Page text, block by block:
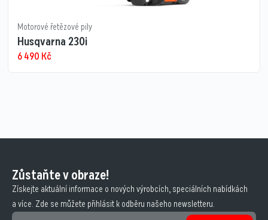
Motorové řetězové pily
Husqvarna 230i
6 490 Kč
Zůstaňte v obraze!
Získejte aktuální informace o nových výrobcích, speciálních nabídkách
a více. Zde se můžete přihlásit k odběru našeho newsletteru.